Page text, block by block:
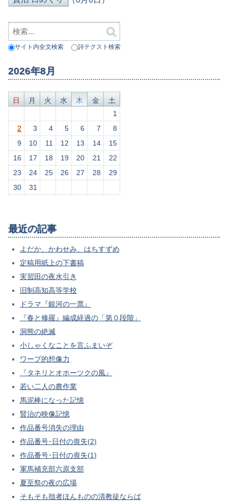
サイト内全文検索 詩テクスト検索
2026年8月
日 月 火 水 木 金
土
1
2
3 4 5 6 7
8
9
10 11 12 13 14
15
16
17 18 19 20 21
22
23
24 25 26 27 28
29
30
31
最近の記事
よだか、かわせみ、はちすずめ
定稿用紙上の下書稿
実習田の夜水引き
旧制高知高等学校
ドラマ『銀河の一票』
『春と修羅』編成経過の「第０段階」
洞熊の絶滅
小しゃくなことを言ふまいぞ
ワープ的想像力
『タネリとオホーツクの風』
若い二人の農作業
馬泥棒になった記憶
賢治の映像記憶
作品番号消失の理由
作品番号･日付の喪失(2)
作品番号･日付の喪失(1)
軍馬補充部六原支部
夏至祭の夜の広場
そもそも拙者ほんものの清教徒ならば